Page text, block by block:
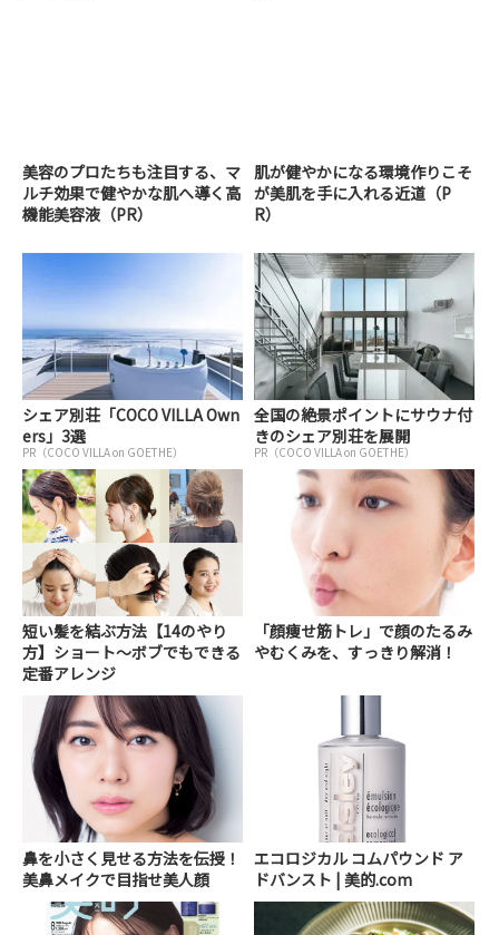
美容のプロたちも注目する、マ
ルチ効果で健やかな肌へ導く高
機能美容液（PR）
肌が健やかになる環境作りこそ
が美肌を手に入れる近道（P
R）
シェア別荘「COCO VILLA Own
ers」3選
PR（COCO VILLA on GOETHE）
全国の絶景ポイントにサウナ付
きのシェア別荘を展開
PR（COCO VILLA on GOETHE）
短い髪を結ぶ方法【14のやり
方】ショート～ボブでもできる
定番アレンジ
「顔痩せ筋トレ」で顔のたるみ
やむくみを、すっきり解消！
鼻を小さく見せる方法を伝授！
美鼻メイクで目指せ美人顔
エコロジカル コムパウンド ア
ドバンスト | 美的.com